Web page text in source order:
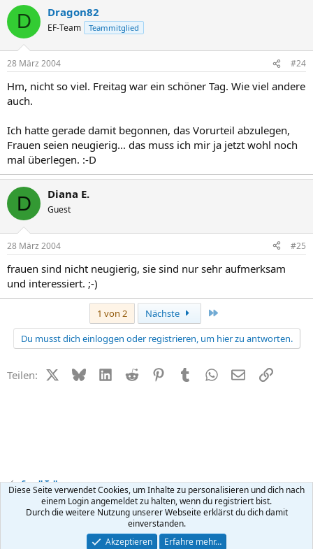
D Dragon82
EF-Team Teammitglied
28 März 2004 #24
Hm, nicht so viel. Freitag war ein schöner Tag. Wie viel andere
auch.
Ich hatte gerade damit begonnen, das Vorurteil abzulegen,
Frauen seien neugierig... das muss ich mir ja jetzt wohl noch
mal überlegen. :-D
D Diana E.
Guest
28 März 2004 #25
frauen sind nicht neugierig, sie sind nur sehr aufmerksam
und interessiert. ;-)
1 von 2 Nächste
Du musst dich einloggen oder registrieren, um hier zu antworten.
Teilen: X (Twitter)
BlueskyLinkedIn
Reddit PinterestTumblr WhatsApp
E-MailLink
Small Talk
Kontakt Nutzungsbedingungen Datenschutz Hilfe
R
Community platform by XenForo ® © 2010-2026 XenForo Ltd.
Diese Seite verwendet Cookies, um Inhalte zu personalisieren und dich nach
einem Login angemeldet zu halten, wenn du registriert bist.
Durch die weitere Nutzung unserer Webseite erklärst du dich damit
einverstanden.
Akzeptieren
Erfahre mehr…